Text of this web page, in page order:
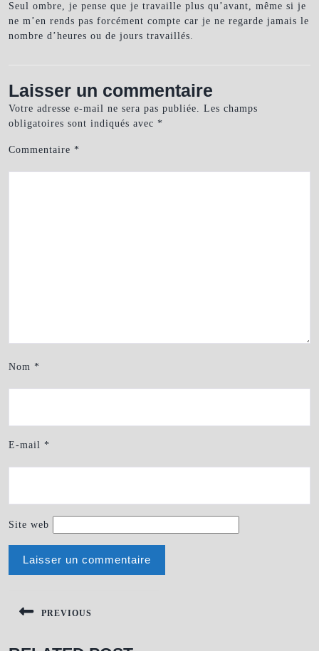
Seul ombre, je pense que je travaille plus qu’avant, même si je
ne m’en rends pas forcément compte car je ne regarde jamais le
nombre d’heures ou de jours travaillés.
Laisser un commentaire
Votre adresse e-mail ne sera pas publiée. Les champs
obligatoires sont indiqués avec *
Commentaire *
Nom *
E-mail *
Site web
DE
PREVIOUS